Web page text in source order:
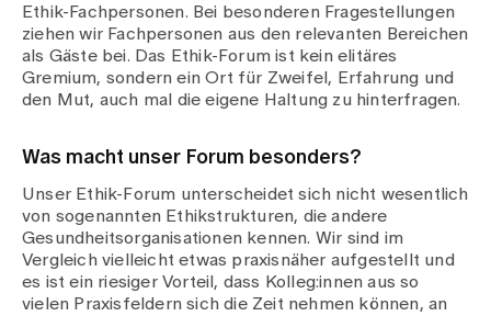
Ethik-Fachpersonen. Bei besonderen Fragestellungen
ziehen wir Fachpersonen aus den relevanten Bereichen
als Gäste bei. Das Ethik-Forum ist kein elitäres
Gremium, sondern ein Ort für Zweifel, Erfahrung und
den Mut, auch mal die eigene Haltung zu hinterfragen.
Was macht unser Forum besonders?
Unser Ethik-Forum unterscheidet sich nicht wesentlich
von sogenannten Ethikstrukturen, die andere
Gesundheitsorganisationen kennen. Wir sind im
Vergleich vielleicht etwas praxisnäher aufgestellt und
es ist ein riesiger Vorteil, dass Kolleg:innen aus so
vielen Praxisfeldern sich die Zeit nehmen können, an